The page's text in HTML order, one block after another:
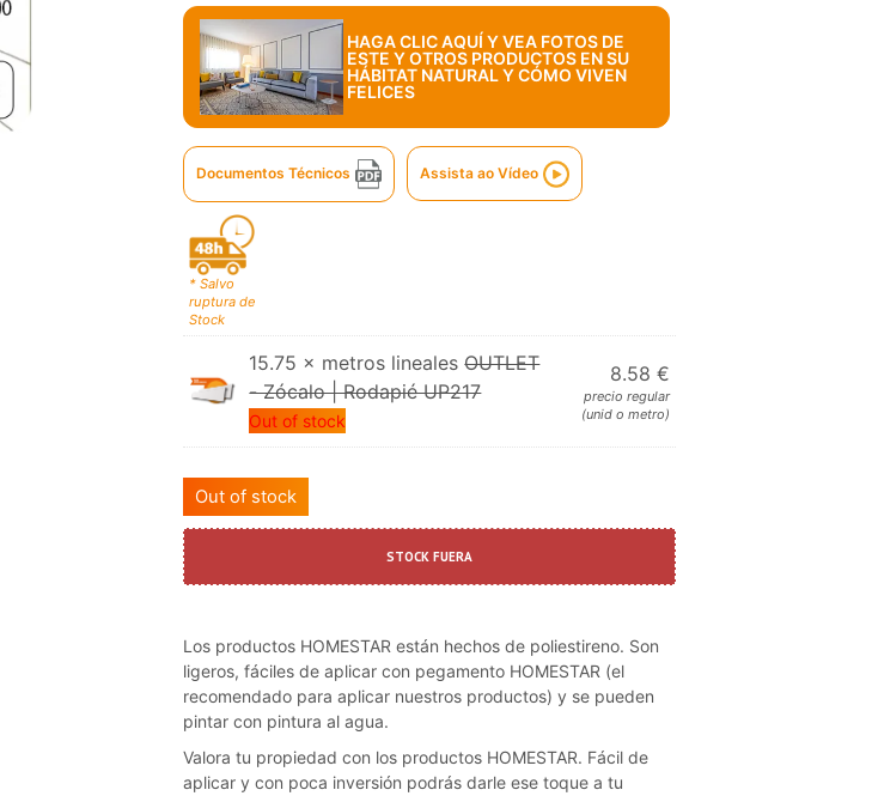
HAGA CLIC AQUÍ Y VEA FOTOS DE
ESTE Y OTROS PRODUCTOS EN SU
HÁBITAT NATURAL Y CÓMO VIVEN
FELICES
Documentos Técnicos Assista ao Vídeo
* Salvo
ruptura de
Stock
15.75 × metros linealesOUTLET
- Zócalo | Rodapié UP217
Out of stock
8.58 €
precio regular
(unid o metro)
Out of stock
STOCK FUERA
Los productos HOMESTAR están hechos de poliestireno. Son
ligeros, fáciles de aplicar con pegamento HOMESTAR (el
recomendado para aplicar nuestros productos) y se pueden
pintar con pintura al agua.
Valora tu propiedad con los productos HOMESTAR. Fácil de
aplicar y con poca inversión podrás darle ese toque a tu